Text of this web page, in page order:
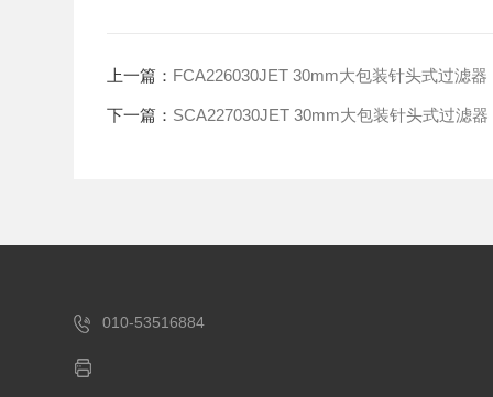
上一篇： FCA226030JET 30mm大包装针头式过滤器
下一篇： SCA227030JET 30mm大包装针头式过滤
010-53516884